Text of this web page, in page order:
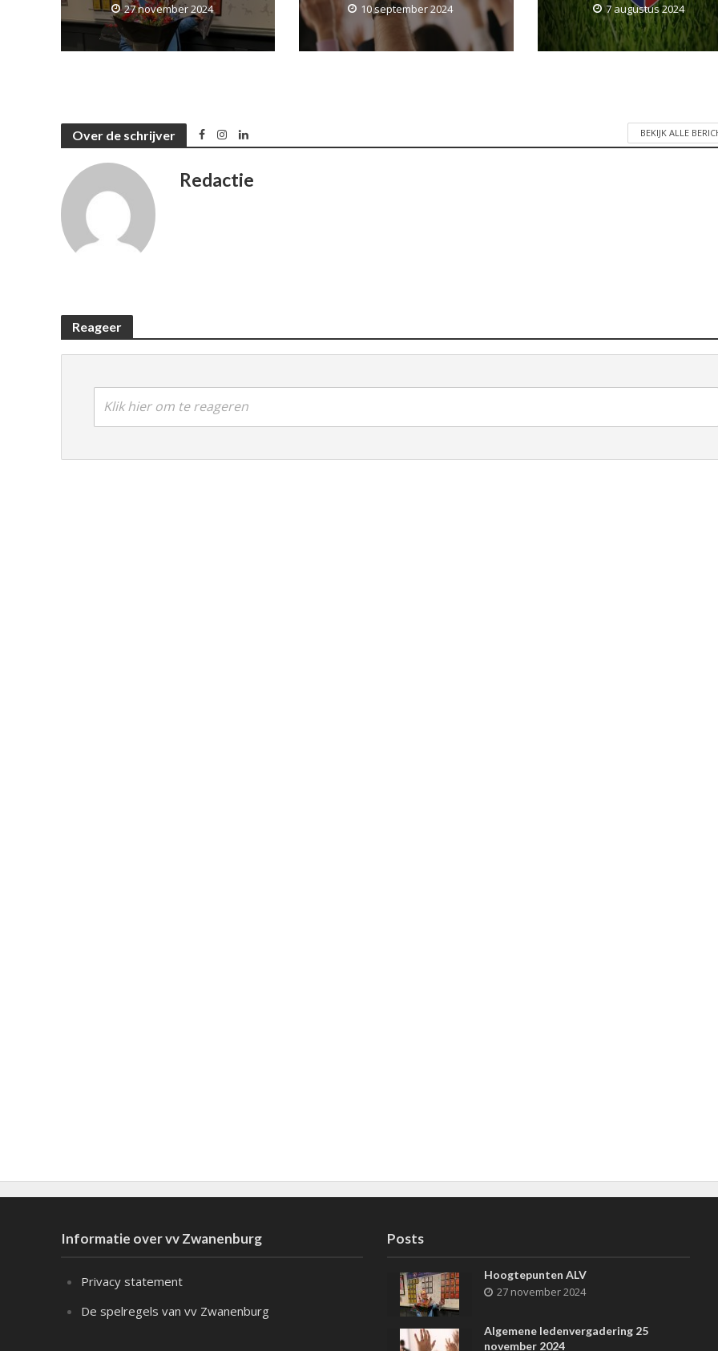
27 november 2024 10 september 2024 7 augustus 2024
Over de schrijver BEKIJK ALLE
Redactie
Reageer
Klik hier om te reageren
Informatie over vv Zwanenburg
Privacy statement
De spelregels van vv Zwanenburg
Posts
Hoogtepunten ALV
27 november 2024
Algemene ledenvergadering 25
november 2024